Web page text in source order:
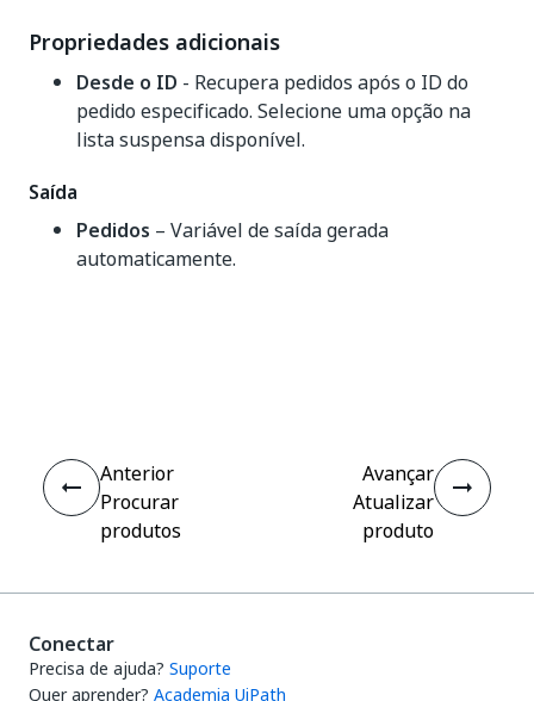
Propriedades adicionais
Desde o ID - Recupera pedidos após o ID do
pedido especificado. Selecione uma opção na
lista suspensa disponível.
Saída
Pedidos – Variável de saída gerada
automaticamente.
Anterior
Procurar
produtos
Avançar
Atualizar
produto
Conectar
Precisa de ajuda? Suporte
Quer aprender? Academia UiPath